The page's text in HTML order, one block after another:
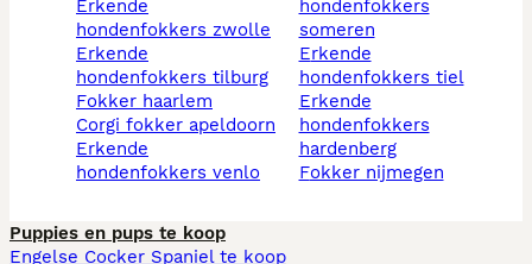
erkende
hondenfokkers zwolle
erkende
hondenfokkers tilburg
fokker haarlem
corgi fokker apeldoorn
erkende
hondenfokkers venlo
hondenfokkers
someren
erkende
hondenfokkers tiel
erkende
hondenfokkers
hardenberg
fokker nijmegen
Puppies en pups te koop
Engelse Cocker Spaniel te koop